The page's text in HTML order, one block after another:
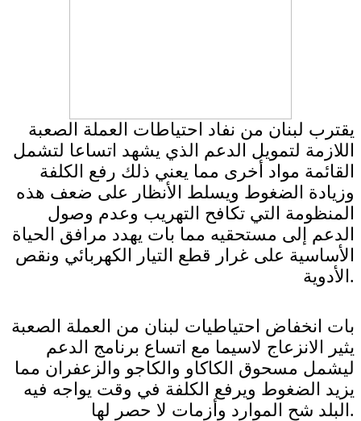
يقترب لبنان من نفاد احتياطات العملة الصعبة
اللازمة لتمويل الدعم الذي يشهد اتساعا لتشمل
القائمة مواد أخرى مما يعني ذلك رفع الكلفة
وزيادة الضغوط ويسلط الأنظار على ضعف هذه
المنظومة التي تكافح التهريب وعدم وصول
الدعم إلى مستحقيه مما بات يهدد مرافق الحياة
الأساسية على غرار قطع التيار الكهربائي ونقص
الأدوية.
بات انخفاض احتياطيات لبنان من العملة الصعبة
يثير الانزعاج لاسيما مع اتساع برنامج الدعم
ليشمل مسحوق الكاكاو والكاجو والزعفران مما
يزيد الضغوط ويرفع الكلفة في وقت يواجه فيه
البلد شح الموارد وأزمات لا حصر لها.